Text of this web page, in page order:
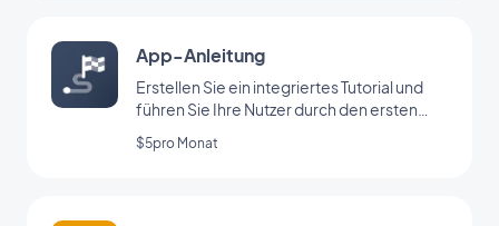
App-Anleitung
Erstellen Sie ein integriertes Tutorial und
führen Sie Ihre Nutzer durch den ersten
Start Ihrer App
$5pro Monat